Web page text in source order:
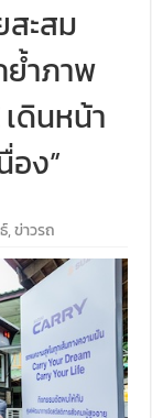
สะสม
ำภาพ
ดินหน้า
ง”
,ข่าวรถ